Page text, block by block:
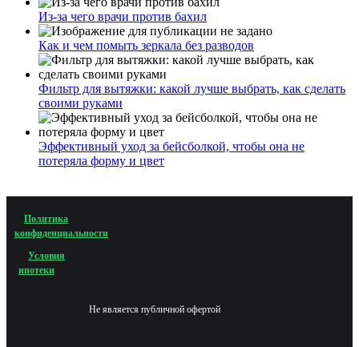
Из-за чего врачи против бахил
Как и чем помыть зеркала без разводов
Фильтр для вытяжки: какой лучше выбрать, как сделать
своими руками
Эффективный уход за бейсболкой, чтобы она не
потеряла форму и цвет
Политика
конфиденциальности
Условия
ипотеки
Не является публичной офертой